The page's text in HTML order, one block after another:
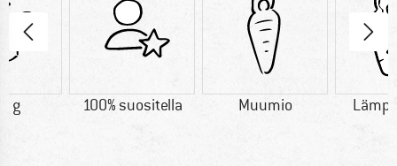
g 100% suositella Muumio